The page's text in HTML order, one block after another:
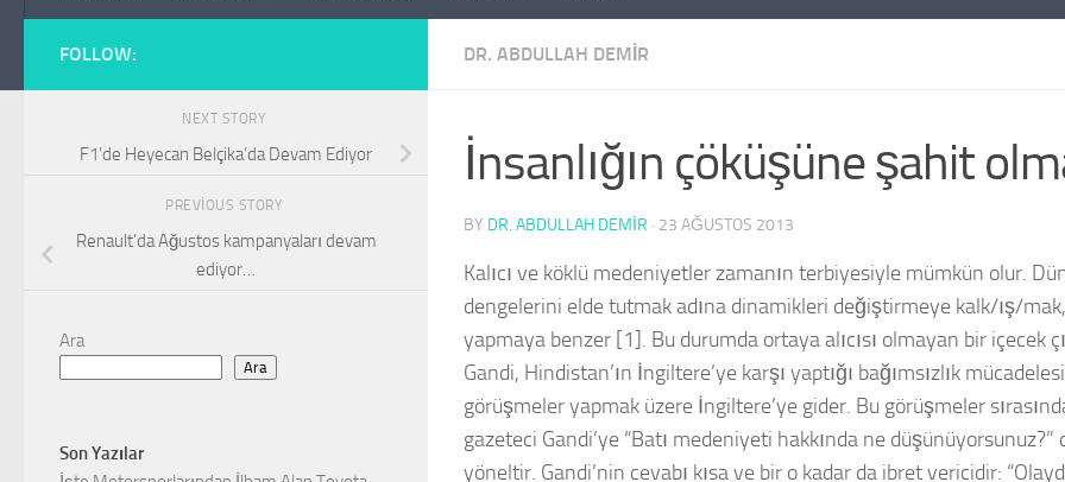
DR. ABDULLAH DEMIR
İnsanlığın çöküşüne şahit
BY DR. ABDULLAH DEMİR · 23 AĞUSTOS 2013
Kalıcı ve köklü medeniyetler zamanın terbiyesiyle mümkün olur.
dengelerini elde tutmak adına dinamikleri değiştirmeye kalk/ış/
yapmaya benzer [1]. Bu durumda ortaya alıcısı olmayan bir içecek
Gandi, Hindistan’ın İngiltere’ye karşı yaptığı bağımsızlık
görüşmeler yapmak üzere İngiltere’ye gider. Bu görüşmeler
gazeteci Gandi’ye “Batı medeniyeti hakkında ne düşünüyorsunuz?”
yöneltir. Gandi’nin cevabı kısa ve bir o kadar da ibret vericidir:
FOLLOW:
NEXT STORY
F1’de Heyecan Belçika’da Devam Ediyor
PREVIOUS STORY
Renault’da Ağustos kampanyaları devam
ediyor…
Ara
Ara
Son Yazılar